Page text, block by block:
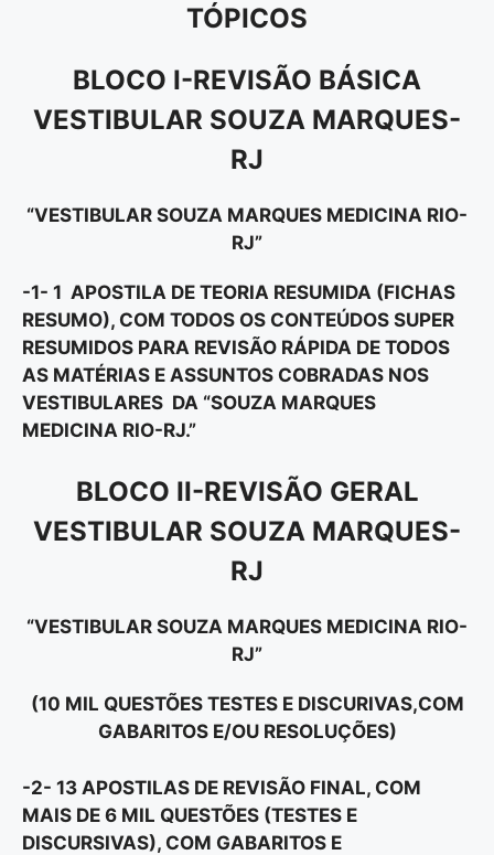
TÓPICOS
BLOCO I-REVISÃO BÁSICA
VESTIBULAR SOUZA MARQUES-
RJ
“VESTIBULAR SOUZA MARQUES MEDICINA RIO-
RJ”
-1- 1 APOSTILA DE TEORIA RESUMIDA (FICHAS
RESUMO), COM TODOS OS CONTEÚDOS SUPER
RESUMIDOS PARA REVISÃO RÁPIDA DE TODOS
AS MATÉRIAS E ASSUNTOS COBRADAS NOS
VESTIBULARES DA “SOUZA MARQUES
MEDICINA RIO-RJ.”
BLOCO II-REVISÃO GERAL
VESTIBULAR SOUZA MARQUES-
RJ
“VESTIBULAR SOUZA MARQUES MEDICINA RIO-
RJ”
(10 MIL QUESTÕES TESTES E DISCURIVAS,COM
GABARITOS E/OU RESOLUÇÕES)
-2- 13 APOSTILAS DE REVISÃO FINAL, COM
MAIS DE 6 MIL QUESTÕES (TESTES E
DISCURSIVAS), COM GABARITOS E